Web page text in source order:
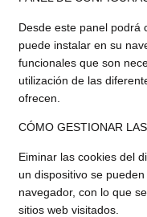
Desde este panel podrá
puede instalar en su
funcionales que son
utilización de las
ofrecen.
CÓMO GESTIONAR
Eiminar las cookies del
un dispositivo se
navegador, con lo que
sitios web visitados.